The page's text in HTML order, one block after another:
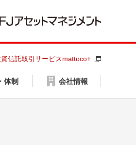
体制 会社情報
信託取引サービスmattoco+